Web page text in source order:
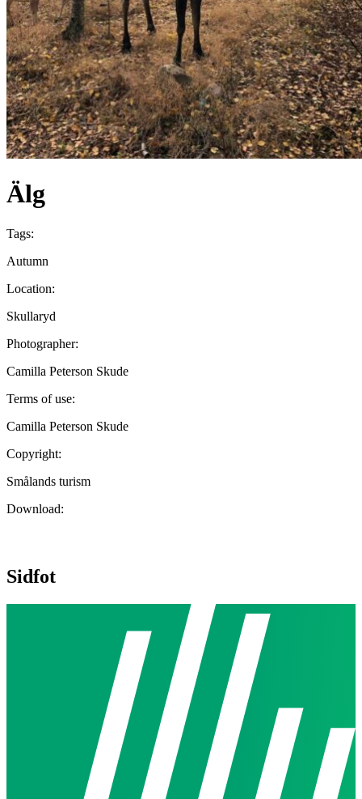
Älg
Tags:
Autumn
Location:
Skullaryd
Photographer:
Camilla Peterson Skude
Terms of use:
Camilla Peterson Skude
Copyright:
Smålands turism
Download:
Sidfot